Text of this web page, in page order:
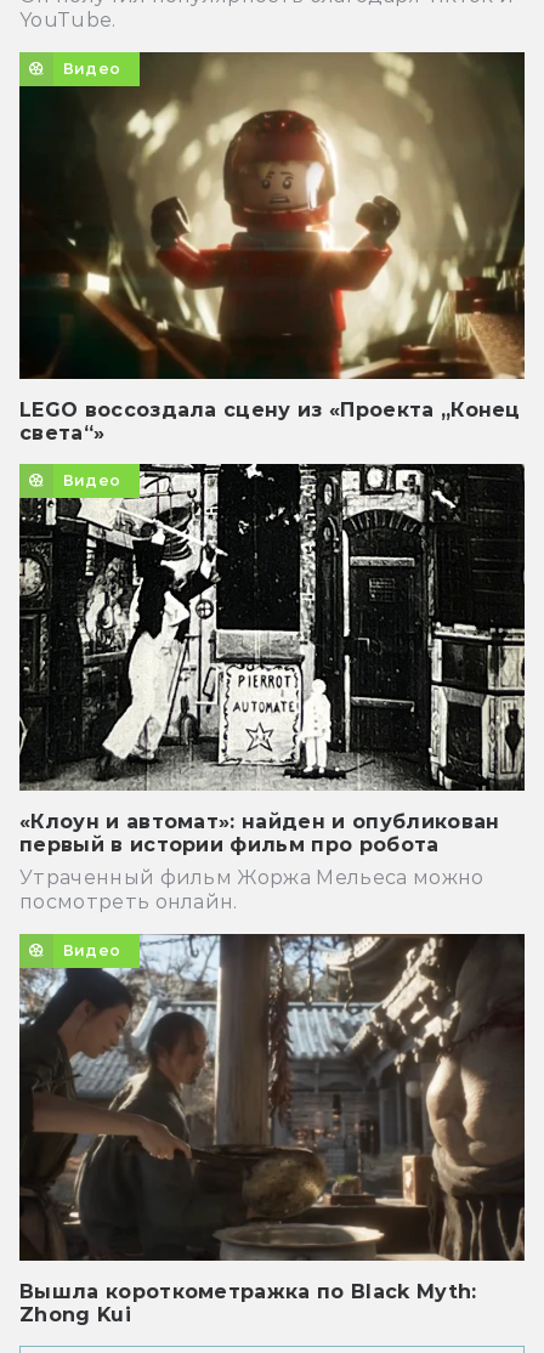
YouTube.
Видео
LEGO воссоздала сцену из «Проекта „Конец
света“»
Видео
«Клоун и автомат»: найден и опубликован
первый в истории фильм про робота
Утраченный фильм Жоржа Мельеса можно
посмотреть онлайн.
Видео
Вышла короткометражка по Black Myth:
Zhong Kui